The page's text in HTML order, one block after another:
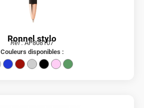
Ronnel stylo
Réf :AP808107
Couleurs disponibles :